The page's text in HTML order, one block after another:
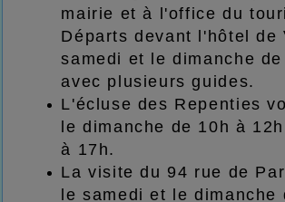
mairie et à l'office du
Départs devant l'hôtel de
samedi et le dimanche
avec plusieurs guides.
L'écluse des Repenties
le dimanche de 10h à
à 17h.
La visite du 94 rue de
le samedi et le dimanche